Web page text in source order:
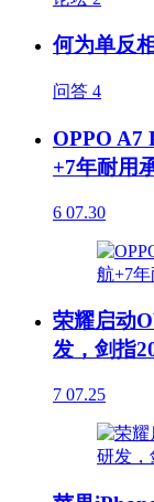
何为单反
问答 4
OPPO A7
+7年耐用
6 07.30
荣耀启动
发，剑指
7 07.25